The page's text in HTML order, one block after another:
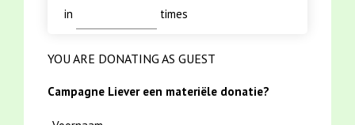
in
times
YOU ARE DONATING AS GUEST
Campagne Liever een materiële donatie?